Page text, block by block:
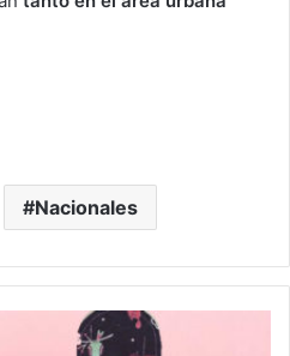
Nacionales